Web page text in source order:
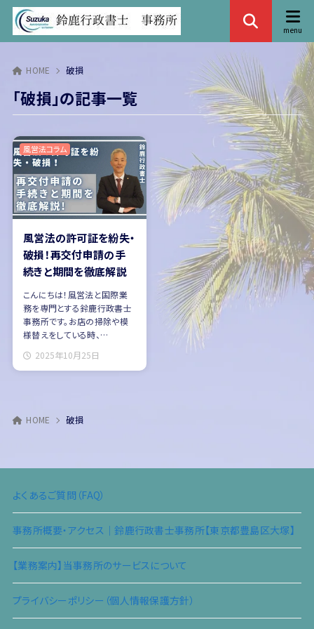
HOME 破損
「破損」の記事一覧
風営法の許可証を紛失・
破損！再交付申請の手
続きと期間を徹底解説
こんにちは！風営法と国際業
務を専門とする鈴鹿行政書士
事務所です。お店の掃除や模
様替えをしている時、…
2025年10月25日
風営法コラム
HOME 破損
よくあるご質問（FAQ）
事務所概要・アクセス｜鈴鹿行政書士事務所【東京都豊島区大塚】
【業務案内】当事務所のサービスについて
プライバシーポリシー（個人情報保護方針）